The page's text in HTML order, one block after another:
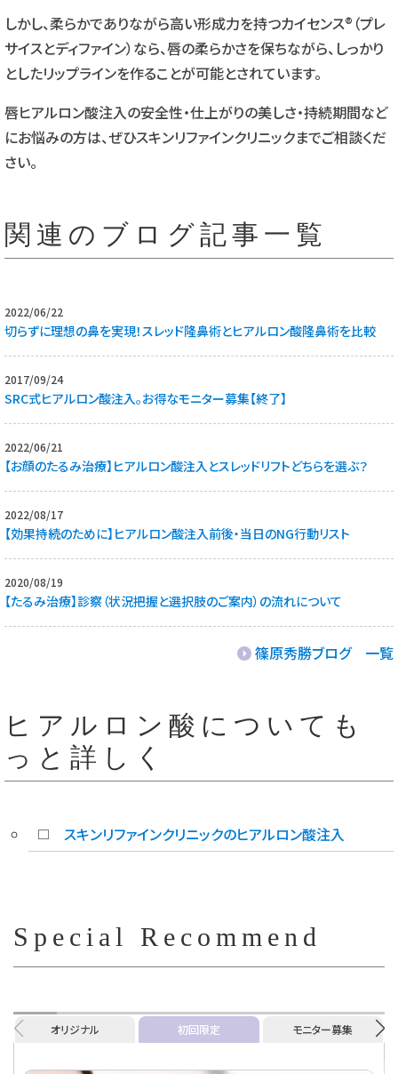
しかし、柔らかでありながら高い形成力を持つカイセンス®（プレ
サイスとディファイン）なら、唇の柔らかさを保ちながら、しっかり
としたリップラインを作ることが可能とされています。
唇ヒアルロン酸注入の安全性・仕上がりの美しさ・持続期間など
にお悩みの方は、ぜひスキンリファインクリニックまでご相談くだ
さい。
関連のブログ記事一覧
2022/06/22
切らずに理想の鼻を実現！スレッド隆鼻術とヒアルロン酸隆鼻術を比較
2017/09/24
SRC式ヒアルロン酸注入。お得なモニター募集【終了】
2022/06/21
【お顔のたるみ治療】ヒアルロン酸注入とスレッドリフトどちらを選ぶ？
2022/08/17
【効果持続のために】ヒアルロン酸注入前後・当日のNG行動リスト
2020/08/19
【たるみ治療】診察（状況把握と選択肢のご案内）の流れについて
篠原秀勝ブログ 一覧
ヒアルロン酸についても
っと詳しく
スキンリファインクリニックのヒアルロン酸注入
Special Recommend
オリジナル 初回限定 モニター募集